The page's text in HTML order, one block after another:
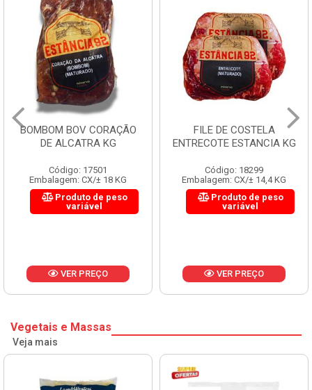
BOMBOM BOV CORAÇÃO
DE ALCATRA KG
Código: 17501
Embalagem: CX/± 18 KG
Produto de peso
variável
VER PREÇO
FILE DE COSTELA
ENTRECOTE ESTANCIA KG
Código: 18299
Embalagem: CX/± 14,4 KG
Produto de peso
variável
VER PREÇO
Vegetais e Massas
Veja mais